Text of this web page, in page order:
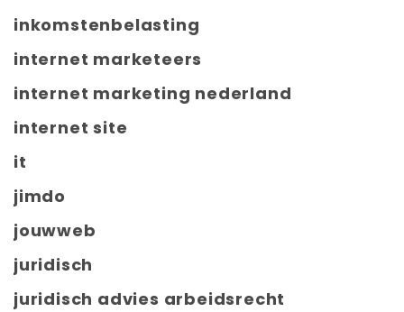
inkomstenbelasting
internet marketeers
internet marketing nederland
internet site
it
jimdo
jouwweb
juridisch
juridisch advies arbeidsrecht